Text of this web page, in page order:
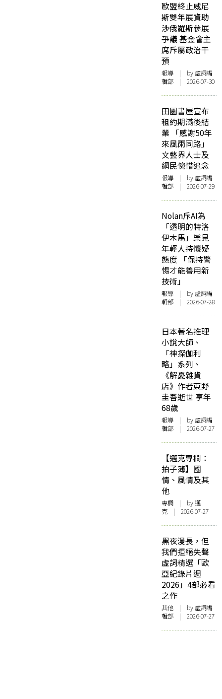
歐盟終止威尼
斯雙年展資助
涉俄羅斯參展
爭議 基金會主
席斥屬政治干
預
報導 | by 虛詞編
輯部 | 2026-07-30
田園書屋宣布
租約期滿後結
業 「感謝50年
來風雨同路」
文藝界人士及
網民惋惜追念
報導 | by 虛詞編
輯部 | 2026-07-29
Nolan斥AI為
「透明的特洛
伊木馬」樂見
年輕人持懷疑
態度 「保持警
惕才能善用新
技術」
報導 | by 虛詞編
輯部 | 2026-07-28
日本著名推理
小說大師、
「神探伽利
略」系列、
《解憂雜貨
店》作者東野
圭吾逝世 享年
68歲
報導 | by 虛詞編
輯部 | 2026-07-27
【邁克專欄：
拍子簿】國
情、風情及其
他
專欄 | by邁
克 | 2026-07-27
黑夜漫長，但
我們拒絕失聲
虛詞精選「歐
亞紀錄片週
2026」4部必看
之作
其他 | by 虛詞編
輯部 | 2026-07-27